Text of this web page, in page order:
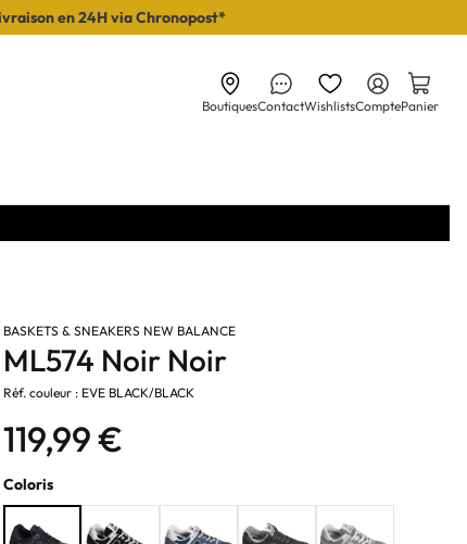
en 24H via Chronopost*
BoutiquesContactWishlistsComptePanier
BASKETS & SNEAKERS NEW BALANCE
ML574 Noir Noir
Réf. couleur : EVE BLACK/BLACK
119,99 €
Coloris